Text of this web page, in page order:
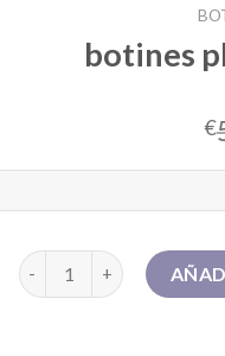
botines
€
botines planos mujer